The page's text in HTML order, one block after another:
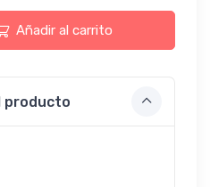
Añadir al carrito
producto